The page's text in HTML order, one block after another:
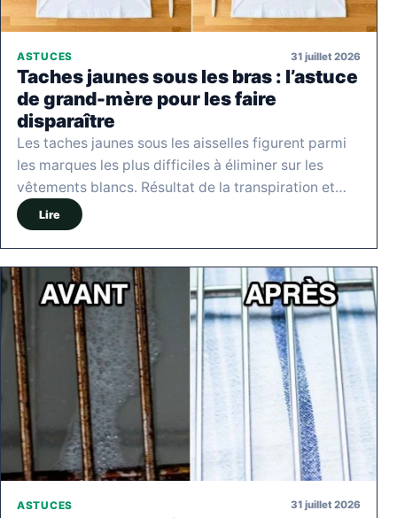
ASTUCES 31 juillet 2026
Taches jaunes sous les bras : l’astuce
de grand-mère pour les faire
disparaître
Les taches jaunes sous les aisselles figurent parmi
les marques les plus difficiles à éliminer sur les
vêtements blancs. Résultat de la transpiration et…
Lire
ASTUCES 31 juillet 2026